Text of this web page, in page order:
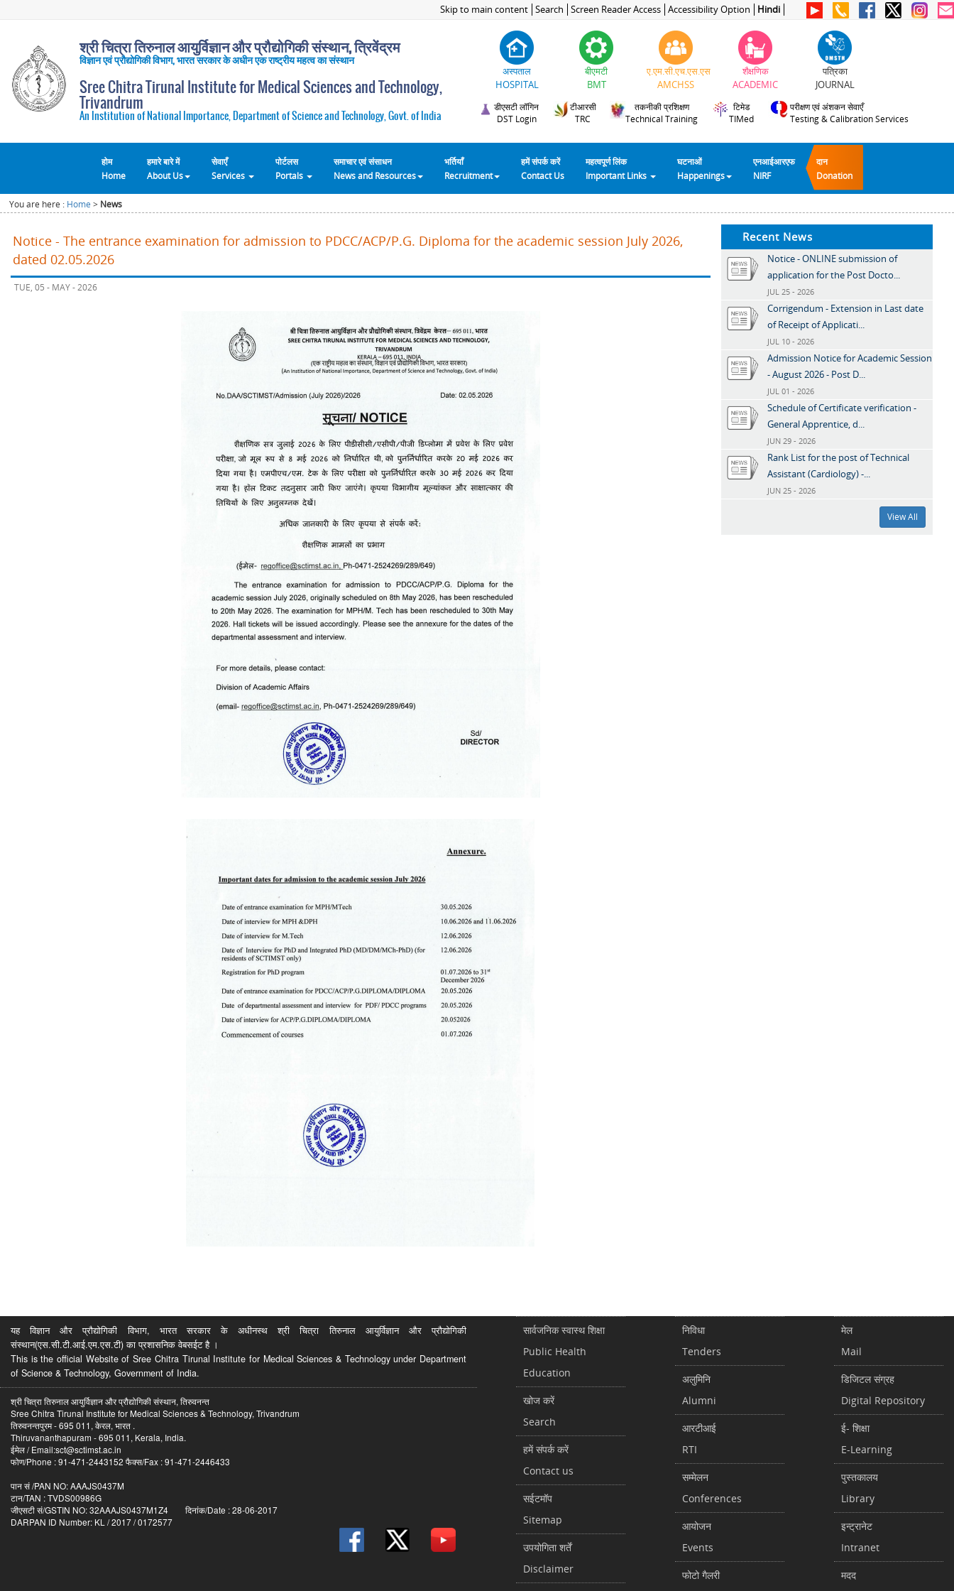
Skip to main content Search Screen Reader Access Accessibility Option Hindi
श्री चित्रा तिरुनाल आयुर्विज्ञान और प्रौद्योगिकी संस्थान, त्रिवेंद्रम
विज्ञान एवं प्रौद्योगिकी विभाग, भारत सरकार के अधीन एक राष्ट्रीय महत्व का संस्थान
Sree Chitra Tirunal Institute for Medical Sciences and Technology,
Trivandrum
An Institution of National Importance, Department of Science and Technology, Govt. of India
अस्पताल
HOSPITAL
बीएमटी
BMT
ए.एम.सी.एच.एस.एस
AMCHSS
शैक्षणिक
ACADEMIC
पत्रिका
JOURNAL
डीएसटी लॉगिन
DST Login
टीआरसी
TRC
तकनीकी प्रशिक्षण
Technical Training
टिमेड
TIMed
परीक्षण एवं अंशकन सेवाएँ
Testing & Calibration Services
होम
Home
हमारे बारे में
About Us
सेवाएँ
Services
पोर्टलस
Portals
समाचार एवं संसाधन
News and Resources
भर्तियाँ
Recruitment
हमें संपर्क करें
Contact Us
महत्वपूर्ण लिंक
Important Links
घटनाओं
Happenings
एनआईआरएफ
NIRF
दान
Donation
You are here : Home > News
Notice - The entrance examination for admission to PDCC/ACP/P.G. Diploma for the academic session July 2026,
dated 02.05.2026
TUE, 05 - MAY - 2026
Recent News
Notice - ONLINE submission of
application for the Post Docto...
JUL 25 - 2026
Corrigendum - Extension in Last date
of Receipt of Applicati...
JUL 10 - 2026
Admission Notice for Academic Session
- August 2026 - Post D...
JUL 01 - 2026
Schedule of Certificate verification -
General Apprentice, d...
JUN 29 - 2026
Rank List for the post of Technical
Assistant (Cardiology) -...
JUN 25 - 2026
View All
यह विज्ञान और प्रौद्योगिकी विभाग, भारत सरकार के अधीनस्थ श्री चित्रा तिरुनाल आयुर्विज्ञान और प्रौद्योगिकी
संस्थान(एस.सी.टी.आई.एम.एस.टी) का प्रशासनिक वेबसईट है ।
This is the official Website of Sree Chitra Tirunal Institute for Medical Sciences & Technology under Department
of Science & Technology, Government of India.
श्री चित्रा तिरुनाल आयुर्विज्ञान और प्रौद्योगिकी संस्थान, तिरुवनन्त
Sree Chitra Tirunal Institute for Medical Sciences & Technology, Trivandrum
तिरुवनन्तपुरम - 695 011, केरल, भारत .
Thiruvananthapuram - 695 011, Kerala, India.
ईमेल / Email:sct@sctimst.ac.in
फोण/Phone : 91-471-2443152 फैक्स/Fax : 91-471-2446433
पान सं /PAN NO: AAAJS0437M
टान/TAN : TVDS00986G
जीएसटी सं/GSTIN NO: 32AAAJS0437M1Z4 दिनांक/Date : 28-06-2017
DARPAN ID Number: KL / 2017 / 0172577
सार्वजनिक स्वास्थ शिक्षा
Public Health
Education
खोज करें
Search
हमें संपर्क करें
Contact us
सईटमॉप
Sitemap
उपयोगिता शर्तें
Disclaimer
निविधा
Tenders
अलुमिनि
Alumni
आरटीआई
RTI
सम्मेलन
Conferences
आयोजन
Events
फोटो गैलरी
मेल
Mail
डिजिटल संग्रह
Digital Repository
ई- शिक्षा
E-Learning
पुस्तकालय
Library
इन्ट्रानेट
Intranet
मदद